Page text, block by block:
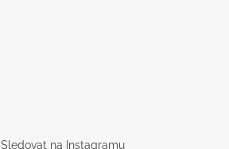
Sledovat na Instagramu